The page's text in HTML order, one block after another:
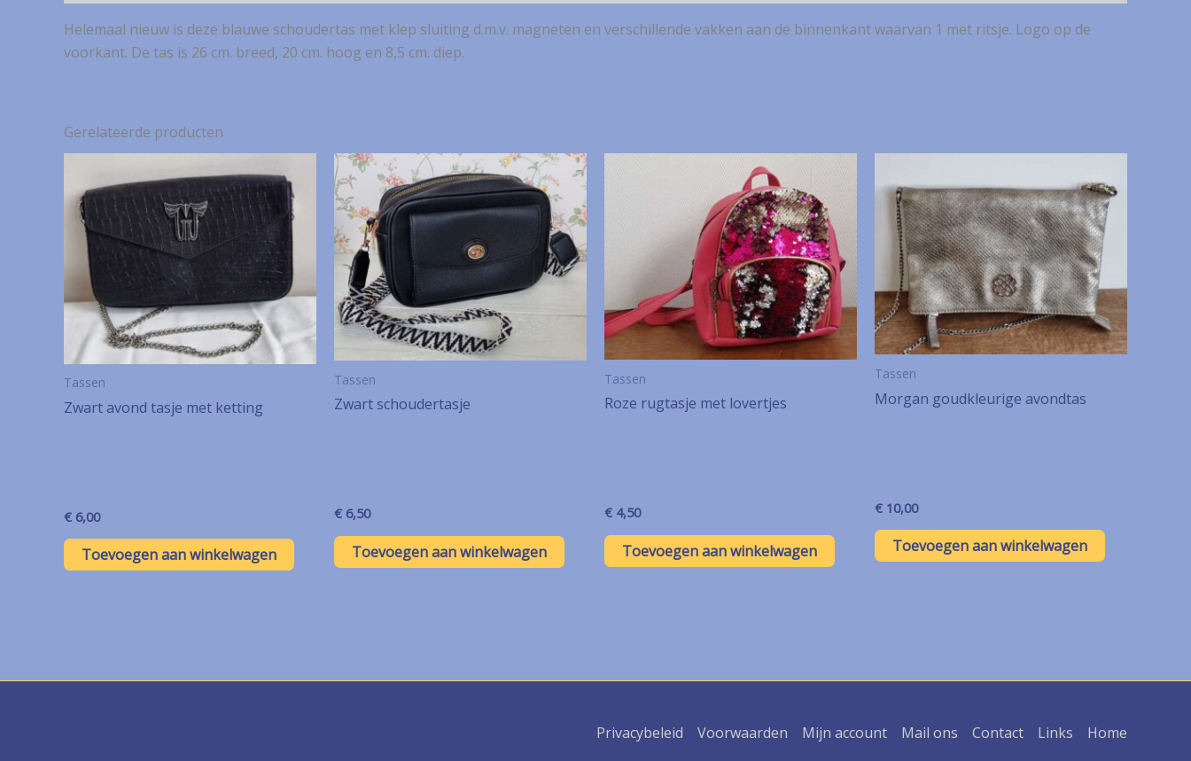
Helemaal nieuw is deze blauwe schoudertas met klep sluiting d.m.v. magneten en verschillende vakken aan de binnenkant waarvan 1 met ritsje. Logo op de
voorkant. De tas is 26 cm. breed, 20 cm. hoog en 8,5 cm. diep.
Gerelateerde producten
Tassen
Zwart avond tasje met ketting
€ 6,00
Toevoegen aan winkelwagen
Tassen
Zwart schoudertasje
€ 6,50
Toevoegen aan winkelwagen
Tassen
Roze rugtasje met lovertjes
€ 4,50
Toevoegen aan winkelwagen
Tassen
Morgan goudkleurige avondtas
€ 10,00
Toevoegen aan winkelwagen
Privacybeleid Voorwaarden Mijn account Mail ons Contact Links Home